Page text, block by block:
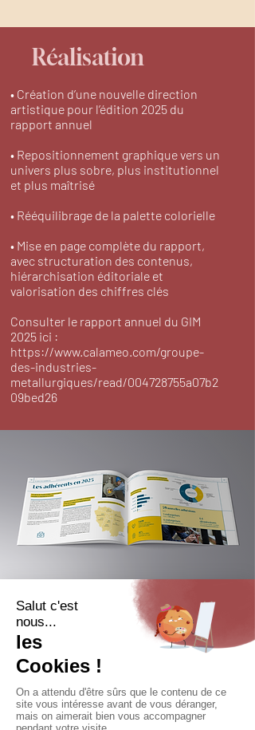
Réalisation
• Création d’une nouvelle direction
artistique pour l’édition 2025 du
rapport annuel
• Repositionnement graphique vers un
univers plus sobre, plus institutionnel
et plus maîtrisé
• Rééquilibrage de la palette colorielle
• Mise en page complète du rapport,
avec structuration des contenus,
hiérarchisation éditoriale et
valorisation des chiffres clés
Consulter le rapport annuel du GIM
2025 ici :
https://www.calameo.com/groupe-
des-industries-
metallurgiques/read/004728755a07b2
09bed26
Impact
Une nouvelle expression
graphique plus alignée avec la
charte et le positionnement
institutionnel du GIM.